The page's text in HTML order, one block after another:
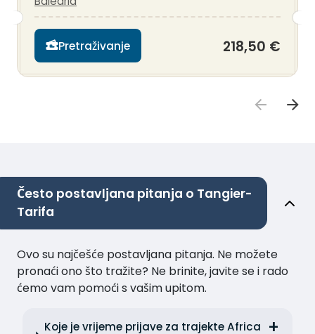
Pretraživanje 218,50 €
Često postavljana pitanja o Tangier-
Tarifa
Ovo su najčešće postavljana pitanja. Ne možete
pronaći ono što tražite? Ne brinite, javite se i rado
ćemo vam pomoći s vašim upitom.
Koje je vrijeme prijave za trajekte Africa